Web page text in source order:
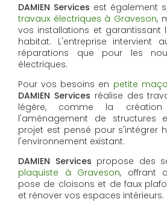
DAMIEN Services est également
travaux électriques à Graveson,
vos installations et garantissant
habitat. L'entreprise intervient
réparations que pour les
électriques.
Pour vos besoins en petite
DAMIEN Services réalise des
légère, comme la
l'aménagement de structures
projet est pensé pour s'intégrer
l'environnement existant.
DAMIEN Services propose des
plaquiste à Graveson, offrant
pose de cloisons et de faux
et rénover vos espaces intérieurs.